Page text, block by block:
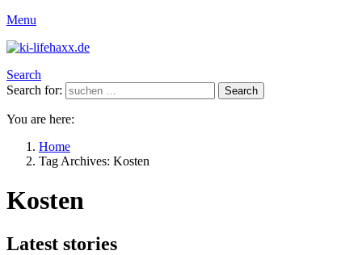
Menu
Search
Search for:
Search
You are here:
Home
Tag Archives: Kosten
Kosten
Latest stories